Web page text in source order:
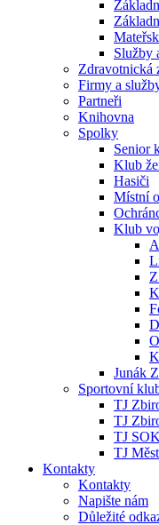
Služby
Zdravotnická
Firmy a
Partneři
Knihovna
Spolky
Senior
Klub
Hasiči
Místní
Klub
Junák
Sportovní
TJ
TJ
TJ
TJ
Kontakty
Kontakty
Napište nám
Důležité